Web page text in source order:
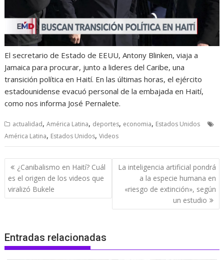
El secretario de Estado de EEUU, Antony Blinken, viaja a
Jamaica para procurar, junto a lideres del Caribe, una
transición política en Haití. En las últimas horas, el ejército
estadounidense evacuó personal de la embajada en Haití,
como nos informa José Pernalete.
actualidad,América Latina, deportes, economia, Estados Unidos
América Latina, Estados Unidos,Videos
Navegación
de
entradas
¿Canibalismo en Haití? Cuál
es el origen de los videos que
viralizó Bukele
La inteligencia artificial pondrá
a la especie humana en
«riesgo de extinción», según
un estudio
Entradas relacionadas